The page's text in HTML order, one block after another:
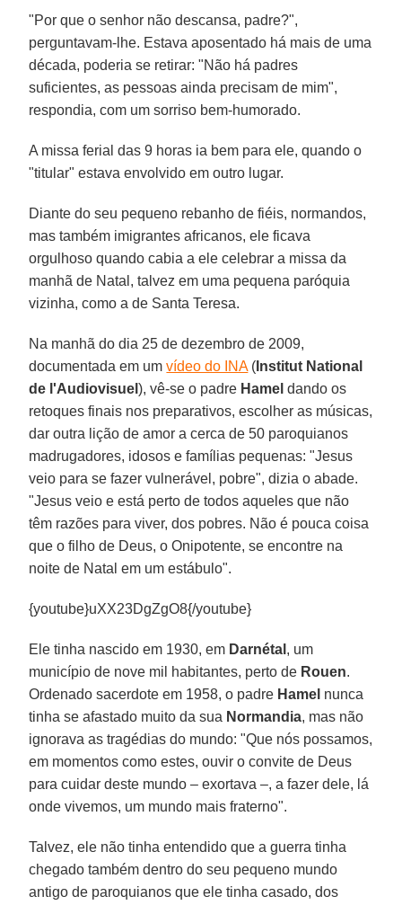
"Por que o senhor não descansa, padre?",
perguntavam-lhe. Estava aposentado há mais de uma
década, poderia se retirar: "Não há padres
suficientes, as pessoas ainda precisam de mim",
respondia, com um sorriso bem-humorado.
A missa ferial das 9 horas ia bem para ele, quando o
"titular" estava envolvido em outro lugar.
Diante do seu pequeno rebanho de fiéis, normandos,
mas também imigrantes africanos, ele ficava
orgulhoso quando cabia a ele celebrar a missa da
manhã de Natal, talvez em uma pequena paróquia
vizinha, como a de Santa Teresa.
Na manhã do dia 25 de dezembro de 2009,
documentada em umvídeo do INA( Institut National
de l'Audiovisuel), vê-se o padre Hamel dando os
retoques finais nos preparativos, escolher as músicas,
dar outra lição de amor a cerca de 50 paroquianos
madrugadores, idosos e famílias pequenas: "Jesus
veio para se fazer vulnerável, pobre", dizia o abade.
"Jesus veio e está perto de todos aqueles que não
têm razões para viver, dos pobres. Não é pouca coisa
que o filho de Deus, o Onipotente, se encontre na
noite de Natal em um estábulo".
{youtube}uXX23DgZgO8{/youtube}
Ele tinha nascido em 1930, em Darnétal , um
município de nove mil habitantes, perto de Rouen.
Ordenado sacerdote em 1958, o padre Hamel nunca
tinha se afastado muito da sua Normandia, mas não
ignorava as tragédias do mundo: "Que nós possamos,
em momentos como estes, ouvir o convite de Deus
para cuidar deste mundo – exortava –, a fazer dele, lá
onde vivemos, um mundo mais fraterno".
Talvez, ele não tinha entendido que a guerra tinha
chegado também dentro do seu pequeno mundo
antigo de paroquianos que ele tinha casado, dos